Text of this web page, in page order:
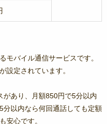
モバイル通信サービスです。
設定されています。
があり、月額850円で5分以内
以内なら何回通話しても定額
安心です。